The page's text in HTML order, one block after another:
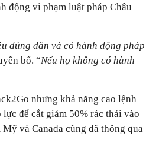
động vi phạm luật pháp Châu
đúng đắn và có hành động pháp
bố. “Nếu họ không có hành
nhưng khả năng cao lệnh
để cắt giảm 50% rác thải vào
và Canada cũng đã thông qua